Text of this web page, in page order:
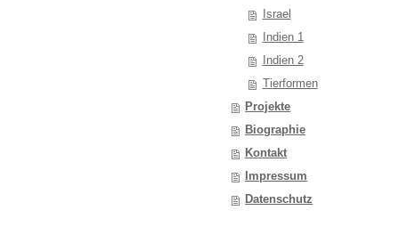
Israel
Indien 1
Indien 2
Tierformen
Projekte
Biographie
Kontakt
Impressum
Datenschutz